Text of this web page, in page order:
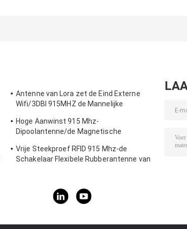
Antenne van Lora zet de Eind Externe
Wifi/3DBI 915MHZ de Mannelijke
Hoge Aanwinst 915 Mhz-
Dipoolantenne/de Magnetische
Vrije Steekproef RFID 915 Mhz-de
Schakelaar Flexibele Rubberantenne van